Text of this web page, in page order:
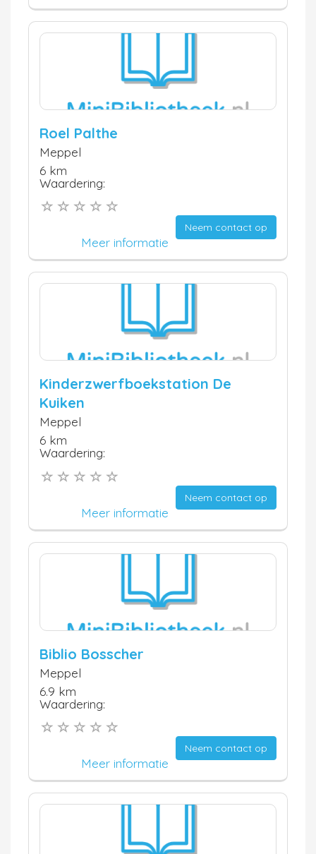
Roel Palthe
Meppel
6 km
Waardering:
Neem contact op
Meer informatie
Kinderzwerfboekstation De
Kuiken
Meppel
6 km
Waardering:
Neem contact op
Meer informatie
Biblio Bosscher
Meppel
6.9 km
Waardering:
Neem contact op
Meer informatie